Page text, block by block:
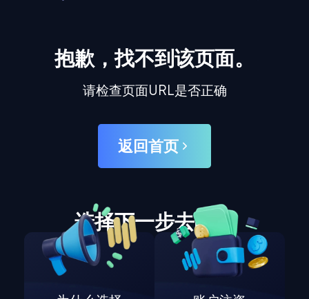
抱歉，找不到该页面。
请检查页面URL是否正确
返回首页
选择下一步去哪里